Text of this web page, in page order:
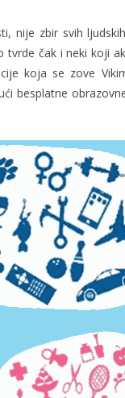
nije zbir svih
čak i neki koji
koja se zove
besplatne